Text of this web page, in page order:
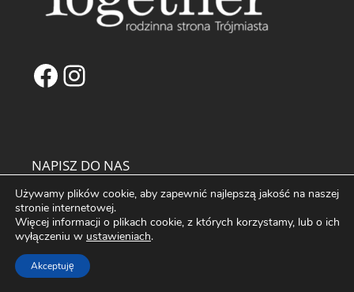
Facebook
Instagram
NAPISZ DO NAS
biuro@fortemedia.pl
O Nas
Kontakt
Reklama na Portalu Together
Partnerzy
Używamy plików cookie, aby zapewnić najlepszą jakość na naszej
stronie internetowej.
Więcej informacji o plikach cookie, z których korzystamy, lub o ich
wyłączeniu w ustawieniach.
Akceptuję